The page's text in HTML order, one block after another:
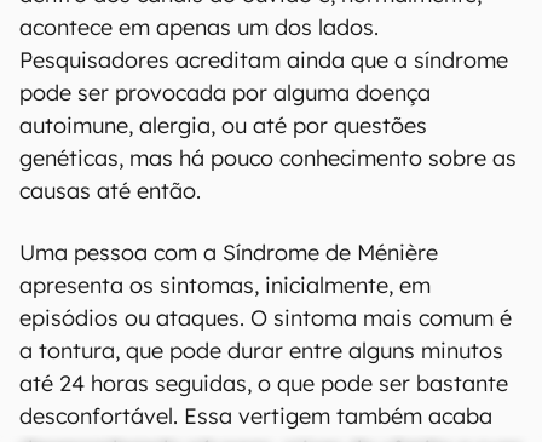
acontece em apenas um dos lados.
Pesquisadores acreditam ainda que a síndrome
pode ser provocada por alguma doença
autoimune, alergia, ou até por questões
genéticas, mas há pouco conhecimento sobre as
causas até então.
Uma pessoa com a Síndrome de Ménière
apresenta os sintomas, inicialmente, em
episódios ou ataques. O sintoma mais comum é
a tontura, que pode durar entre alguns minutos
até 24 horas seguidas, o que pode ser bastante
desconfortável. Essa vertigem também acaba